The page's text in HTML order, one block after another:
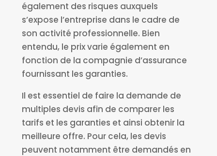
également des risques auxquels
s’expose l’entreprise dans le cadre de
son activité professionnelle. Bien
entendu, le prix varie également en
fonction de la compagnie d’assurance
fournissant les garanties.
Il est essentiel de faire la demande de
multiples devis afin de comparer les
tarifs et les garanties et ainsi obtenir la
meilleure offre. Pour cela, les devis
peuvent notamment être demandés en